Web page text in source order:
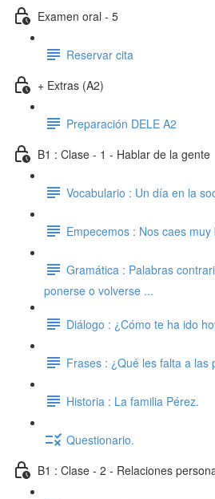
Examen oral - 5
Reservar cita
+ Extras (A2)
Preparación DELE A2
B1 : Clase - 1 - Hablar de la gente
Vocabulario : Un día en la
Empecemos : Nos caes muy
Gramática : Palabras
ponerse o volverse ...
Diálogo : ¿Cómo te ha ido
Frases : ¿Qué les falta a las
Historia : La familia Pérez.
Questionario.
B1 : Clase - 2 - Relaciones